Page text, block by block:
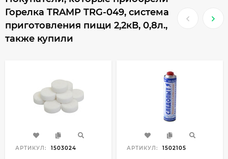
Горелка TRAMP TRG-049, система
приготовления пищи 2,2кВ, 0,8л.,
также купили
АРТИКУЛ: 1503024 АРТИКУЛ: 1502105